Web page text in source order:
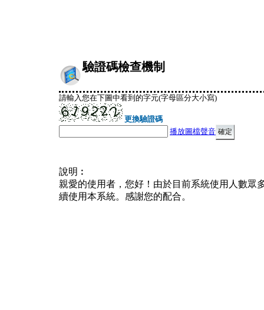
驗證碼檢查機制
請輸入您在下圖中看到的字元(字母區分大小寫)
更換驗證碼
播放圖檔聲音
說明︰
親愛的使用者，您好！由於目前系統使用人數眾
續使用本系統。感謝您的配合。